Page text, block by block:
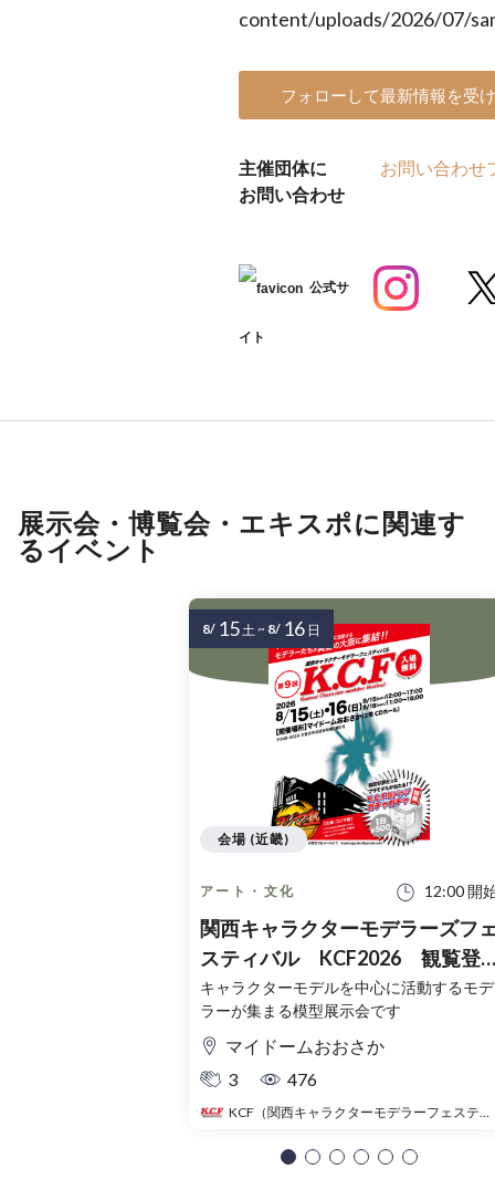
content/uploads/2026/07/
フォローして最新情報を受
主催団体に
お問い合わせ
お問い合わせ
公式サ
イト
展示会・博覧会・エキスポに関連す
るイベント
アート・文化 12:00 開
関西キャラクターモデラーズフ
スティバル KCF2026 観覧登
録チケット（無料）
キャラクターモデルを中心に活動するモデ
ラーが集まる模型展示会です
マイドームおおさか
3
476
会場 (近畿)
8/ 15土~ 8/ 16 日